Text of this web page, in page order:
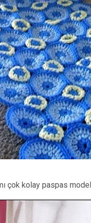
çok kolay paspas